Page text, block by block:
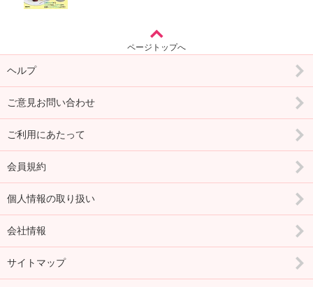
ページトップへ
ヘルプ
ご意見お問い合わせ
ご利用にあたって
会員規約
個人情報の取り扱い
会社情報
サイトマップ